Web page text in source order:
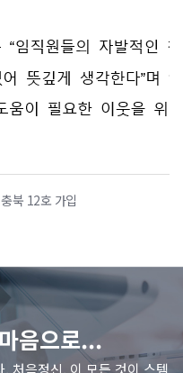
북 12호 가입
음으로...
처음정신. 이 모든 것이 스템